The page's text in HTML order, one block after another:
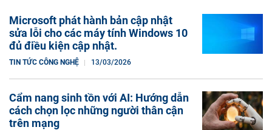
Microsoft phát hành bản cập nhật
sửa lỗi cho các máy tính Windows 10
đủ điều kiện cập nhật.
TIN TỨC CÔNG NGHỆ 13/03/2026
Cẩm nang sinh tồn với AI: Hướng dẫn
cách chọn lọc những người thân cận
trên mạng